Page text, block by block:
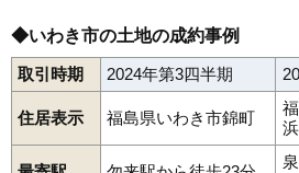
72 小名浜下神白 13万円
73 石森 13万円
76 鹿島町御代 12万円
◆いわき市の土地の成約事例
取引時期 2024年第3四半期
住居表示 福島県いわき市錦町
泉町
泉町滝尻
泉町玉露泉町本谷泉もえぎ
内郷
内